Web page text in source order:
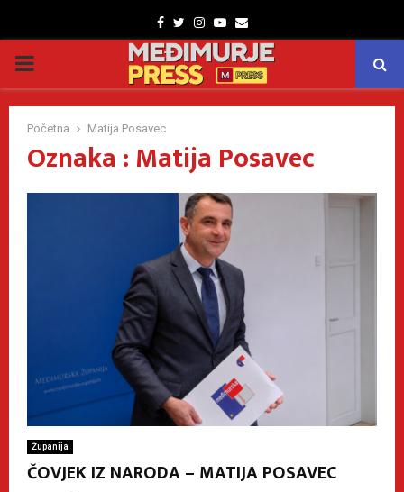
Facebook
TwitterInstagram
Youtube
Email
PRIMARY
MENU
Početna Matija Posavec
Oznaka : Matija Posavec
Županija
ČOVJEK IZ NARODA – MATIJA POSAVEC